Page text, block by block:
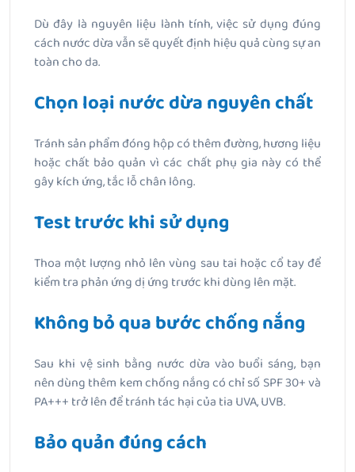
Dù đây là nguyên liệu lành tính, việc sử dụng đúng
cách nước dừa vẫn sẽ quyết định hiệu quả cùng sự an
toàn cho da.
Chọn loại nước dừa nguyên chất
Tránh sản phẩm đóng hộp có thêm đường, hương liệu
hoặc chất bảo quản vì các chất phụ gia này có thể
gây kích ứng, tắc lỗ chân lông.
Test trước khi sử dụng
Thoa một lượng nhỏ lên vùng sau tai hoặc cổ tay để
kiểm tra phản ứng dị ứng trước khi dùng lên mặt.
Không bỏ qua bước chống nắng
Sau khi vệ sinh bằng nước dừa vào buổi sáng, bạn
nên dùng thêm kem chống nắng có chỉ số SPF 30+ và
PA+++ trở lên để tránh tác hại của tia UVA, UVB.
Bảo quản đúng cách